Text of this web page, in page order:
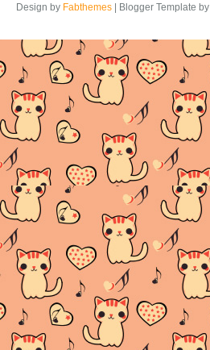
Design by Fabthemes | Blogger Template by